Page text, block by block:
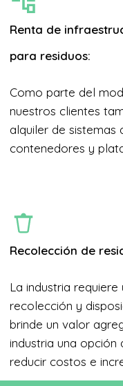
Renta de
para residuos:
Como parte del
nuestros clientes
alquiler de sistemas
contenedores y
Recolección de
La industria
recolección y
brinde un valor
industria una
reducir costos e